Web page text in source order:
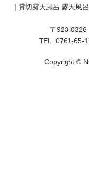
｜貸切露天風呂 露天風
〒923-
TEL. 0761-65-
Copyright ©